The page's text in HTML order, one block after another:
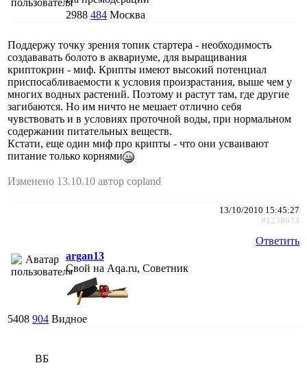
2988 484 Москва
Поддержу точку зрения топик стартера - необходимость
создававать болото в аквариуме, для выращивания
криптокрин - миф. Крипты имеют высокий потенциал
приспосабливаемости к условия произрастания, выше чем у
многих водных растений. Поэтому и растут там, где другие
загибаются. Но им ничто не мешает отлично себя
чувствовать и в условиях проточной воды, при нормальном
содержании питательных веществ.
Кстати, еще один миф про крипты - что они усваивают
питание только корнями
Изменено 13.10.10 автор copland
13/10/2010 15:45:27
#1238633
Ответить
argan13
Свой на Aqa.ru, Советник
5408 904 Видное
ВБ